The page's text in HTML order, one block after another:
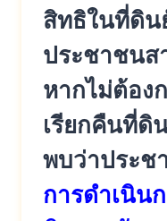
สิทธิในที่ดิน
ประชาชนส
หากไม่ต้อง
เรียกคืนที่ดิ
พบว่าประช
การดำเนิน